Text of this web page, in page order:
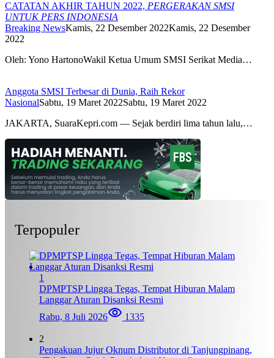
CATATAN AKHIR TAHUN 2022, PERGERAKAN SMSI
UNTUK PERS INDONESIA
Breaking NewsKamis, 22 Desember 2022Kamis, 22 Desember
2022
Oleh: Yono HartonoWakil Ketua Umum SMSI Serikat Media…
Anggota SMSI Terbesar di Dunia, Raih Rekor
NasionalSabtu, 19 Maret 2022Sabtu, 19 Maret 2022
JAKARTA, SuaraKepri.com — Sejak berdiri lima tahun lalu,…
Terpopuler
1
DPMPTSP Lingga Tegas, Tempat Hiburan Malam
Langgar Aturan Disanksi Resmi
Rabu, 8 Juli 2026
1335
2
Pengakuan Jujur Oknum Distributor di Tanjungpinang,